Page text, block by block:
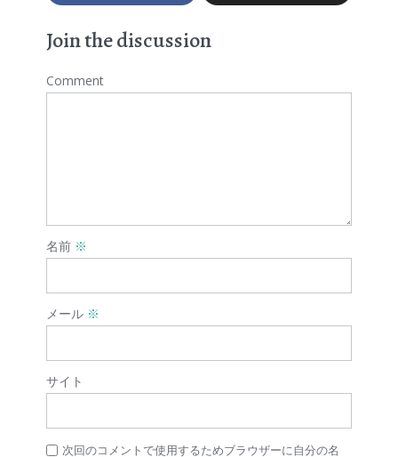
Join the discussion
Comment
名前 ※
メール ※
サイト
次回のコメントで使用するためブラウザーに自分の名